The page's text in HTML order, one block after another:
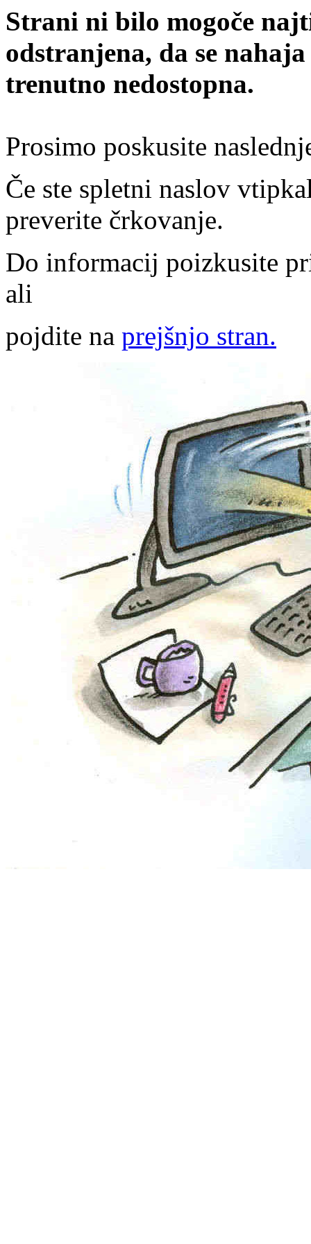
Strani ni bilo mogoče
odstranjena, da se
trenutno nedostopna.
Prosimo poskusite
Če ste spletni naslov
preverite črkovanje.
Do informacij poizkusite
ali
pojdite na prejšnjo stran.